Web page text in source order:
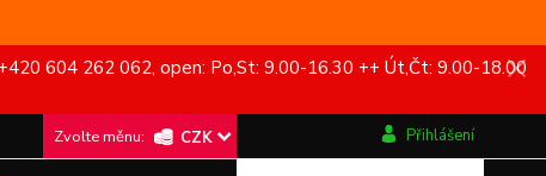
604 262 062, open: Po,St: 9.00-16.30 ++ Út,Čt: 9.00-18.00
CZK Přihlášení